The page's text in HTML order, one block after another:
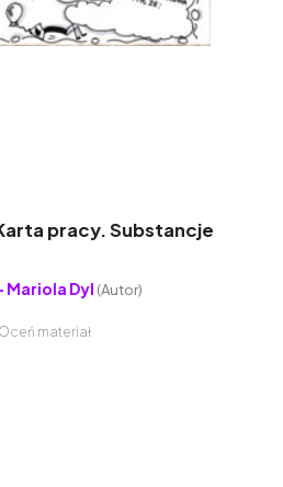
pracy. Substancje
Mariola Dyl (Autor)
Oceń materiał